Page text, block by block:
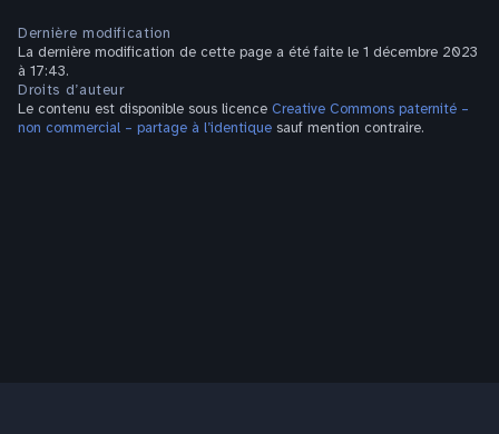
Dernière modification
La dernière modification de cette page a été faite le 1 décembre 2023
à 17:43.
Droits d’auteur
Le contenu est disponible sous licence Creative Commons paternité –
non commercial – partage à l’identique sauf mention contraire.